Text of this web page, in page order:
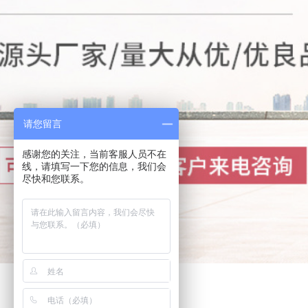
请您留言
感谢您的关注，当前客服人员不在
线，请填写一下您的信息，我们会
尽快和您联系。